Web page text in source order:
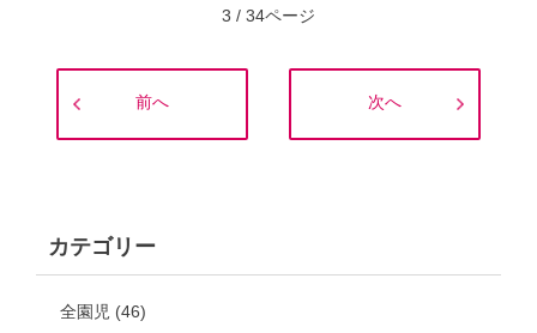
3 / 34ページ
前へ 次へ
カテゴリー
全園児 (46)